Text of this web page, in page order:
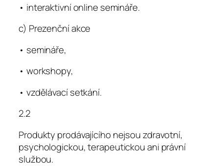
• interaktivní online semináře.
c) Prezenční akce
• semináře,
• workshopy,
• vzdělávací setkání.
2.2
Produkty prodávajícího nejsou zdravotní,
psychologickou, terapeutickou ani právní
službou.